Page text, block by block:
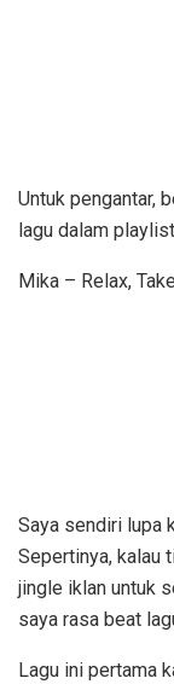
Untuk pengantar,
lagu dalam
Mika – Relax,
Saya sendiri lupa
Sepertinya, kalau
jingle iklan untuk
saya rasa beat
Lagu ini pertama